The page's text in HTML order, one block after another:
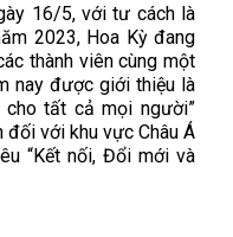
16/5, với tư cách là
2023, Hoa Kỳđang
thành viên cùng một
nay được giới thiệu là
tất cả mọi người”
với khu vực Châu Á
“Kết nối, Đổi mới và